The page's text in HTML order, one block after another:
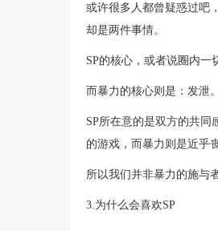
或许很多人都曾疑惑过吧
却是两件事情。
SP的核心，或者说圈内一
而暴力的核心则是：发泄。
SP所在意的是双方的共同
的游戏，而暴力则是近乎
所以我们并非暴力的施与
3.为什么会喜欢SP